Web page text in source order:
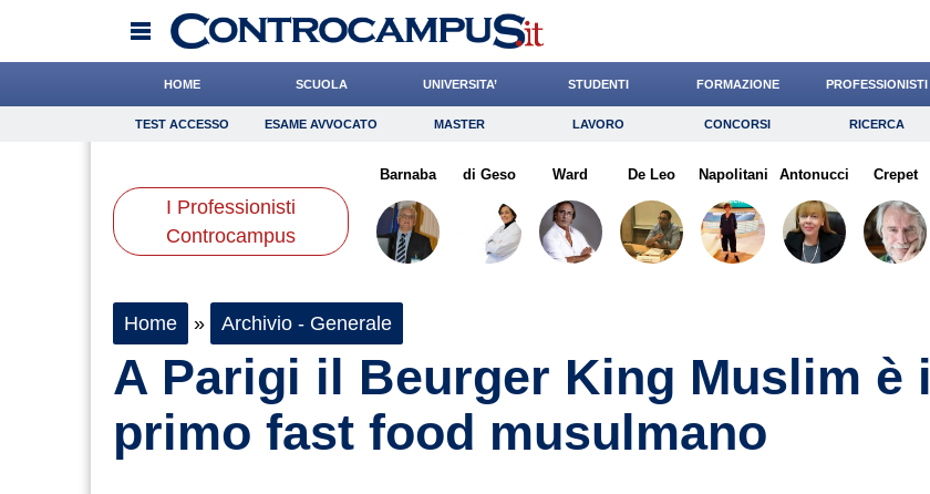
HOME SCUOLA UNIVERSITA’ STUDENTI FORMAZIONE PROFESSIONISTI
TEST ACCESSO Esame Avvocato Master Lavoro Concorsi Ricerca
Consigli Risparmio Diritto Economia
Scienze
TEST ACCESSO ESAME AVVOCATO MASTER LAVORO CONCORSI RICERCA
I Professionisti
Controcampus
Barnaba di Geso Ward De Leo Napolitani Antonucci Crepet
Home » Archivio - Generale
A Parigi il Beurger King Muslim è il
primo fast food musulmano